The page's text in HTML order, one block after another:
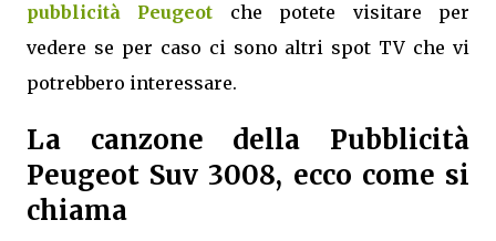
pubblicità Peugeot che potete visitare per
vedere se per caso ci sono altri spot TV che vi
potrebbero interessare.
La canzone della Pubblicità
Peugeot Suv 3008, ecco come si
chiama